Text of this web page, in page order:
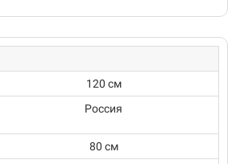
120 см
Россия
80 см